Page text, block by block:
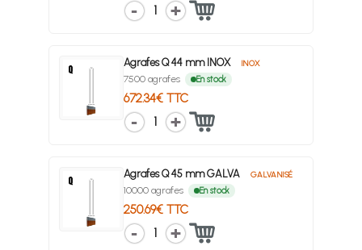
1
Agrafes Q 44 mm INOX INOX
7500 agrafes En stock
672.34€ TTC
1
Agrafes Q 45 mm GALVA GALVANISÉ
10000 agrafes En stock
250.69€ TTC
1